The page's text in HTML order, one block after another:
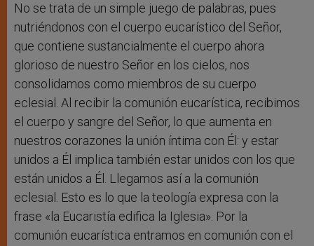
No se trata de un simple juego de palabras, pues
nutriéndonos con el cuerpo eucarístico del Señor,
que contiene sustancialmente el cuerpo ahora
glorioso de nuestro Señor en los cielos, nos
consolidamos como miembros de su cuerpo
eclesial. Al recibir la comunión eucarística, recibimos
el cuerpo y sangre del Señor, lo que aumenta en
nuestros corazones la unión íntima con Él: y estar
unidos a Él implica también estar unidos con los que
están unidos a Él. Llegamos así a la comunión
eclesial. Esto es lo que la teología expresa con la
frase «la Eucaristía edifica la Iglesia». Por la
comunión eucarística entramos en comunión con el